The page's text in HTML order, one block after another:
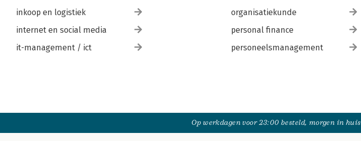
inkoop en logistiek
internet en social media
it-management / ict
organisatiekunde
personal finance
personeelsmanagement
Op werkdagen voor 23:00 besteld, morgen in huis